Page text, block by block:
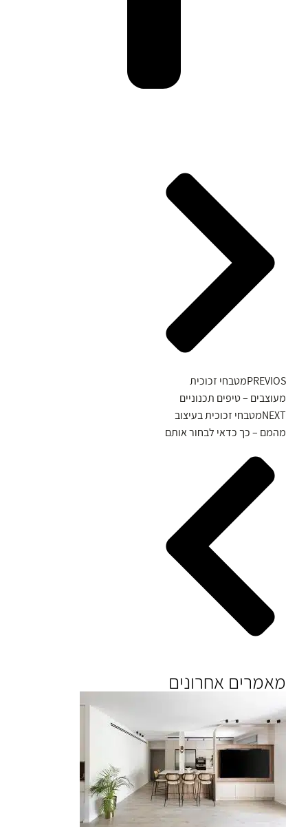
PREVIOSמטבחי זכוכית
מעוצבים – טיפים תכנוניים
NEXTמטבחי זכוכית בעיצוב
מהמם – כך כדאי לבחור אותם
מאמרים אחרונים